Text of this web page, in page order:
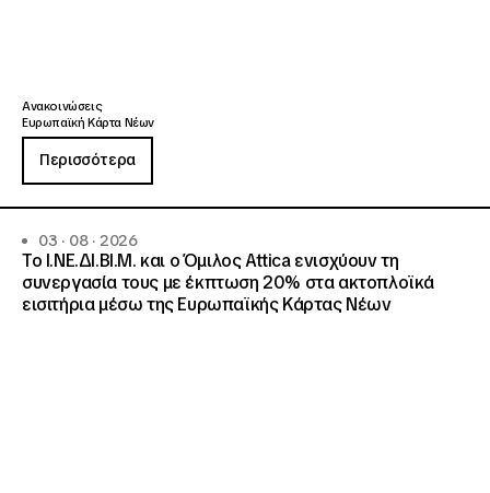
Ανακοινώσεις
Ευρωπαϊκή Κάρτα Νέων
Περισσότερα
03 · 08 · 2026
Το Ι.ΝΕ.ΔΙ.ΒΙ.Μ. και o Όμιλος Attica ενισχύουν τη
συνεργασία τους με έκπτωση 20% στα ακτοπλοϊκά
εισιτήρια μέσω της Ευρωπαϊκής Κάρτας Νέων